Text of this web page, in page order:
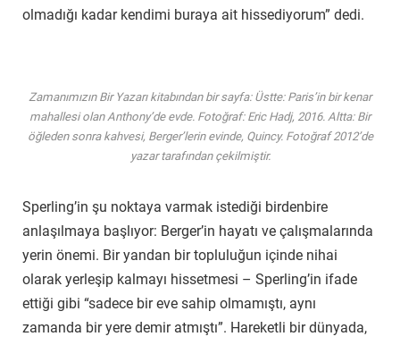
olmadığı kadar kendimi buraya ait hissediyorum” dedi.
Zamanımızın Bir Yazarı kitabından bir sayfa: Üstte: Paris’in bir kenar
mahallesi olan Anthony’de evde. Fotoğraf: Eric Hadj, 2016. Altta: Bir
öğleden sonra kahvesi, Berger’lerin evinde, Quincy. Fotoğraf 2012’de
yazar tarafından çekilmiştir.
Sperling’in şu noktaya varmak istediği birdenbire
anlaşılmaya başlıyor: Berger’in hayatı ve çalışmalarında
yerin önemi. Bir yandan bir topluluğun içinde nihai
olarak yerleşip kalmayı hissetmesi – Sperling’in ifade
ettiği gibi “sadece bir eve sahip olmamıştı, aynı
zamanda bir yere demir atmıştı”. Hareketli bir dünyada,